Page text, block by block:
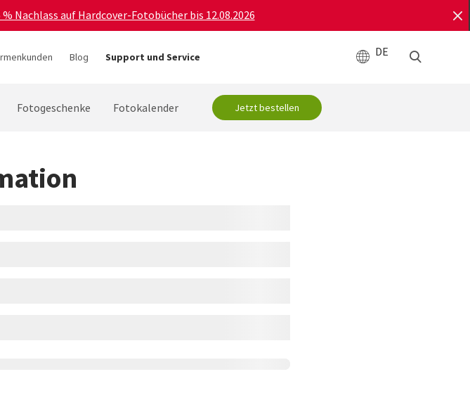
Nachlass auf Hardcover-Fotobücher bis 12.08.2026
Blog Support und Service DE
Fotogeschenke Fotokalender Jetzt bestellen